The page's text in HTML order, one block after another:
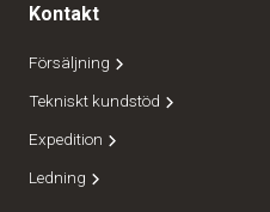
Kontakt
Försäljning
Tekniskt kundstöd
Expedition
Ledning